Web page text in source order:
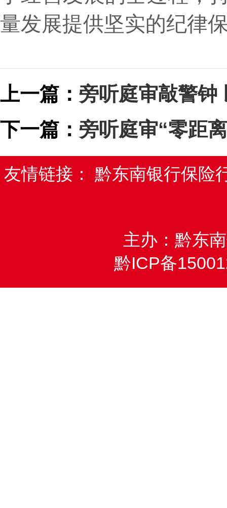
量发展提供坚实的纪律
上一篇： 旁听庭审敲警钟
下一篇： 旁听庭审“零距
友情链接： 黔东南银行保险
主办：黔东
黔ICP备